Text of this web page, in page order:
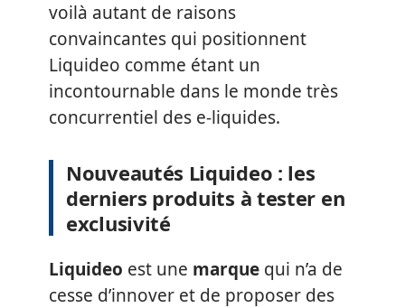
voilà autant de raisons
convaincantes qui positionnent
Liquideo comme étant un
incontournable dans le monde très
concurrentiel des e-liquides.
Nouveautés Liquideo : les
derniers produits à tester en
exclusivité
Liquideo est une marque qui n’a de
cesse d’innover et de proposer des